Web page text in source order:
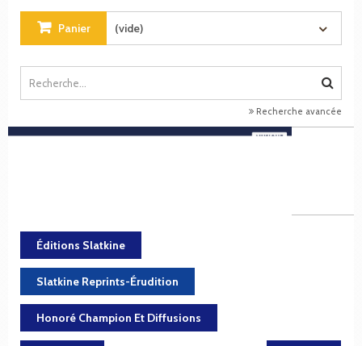
Panier (vide)
Recherche avancée
Éditions Slatkine
Slatkine Reprints-Érudition
Honoré Champion Et Diffusions